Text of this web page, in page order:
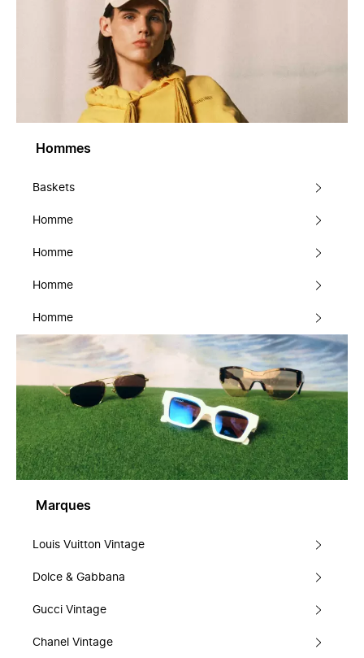
Hommes
Baskets
Homme
Homme
Homme
Homme
Marques
Louis Vuitton Vintage
Dolce & Gabbana
Gucci Vintage
Chanel Vintage